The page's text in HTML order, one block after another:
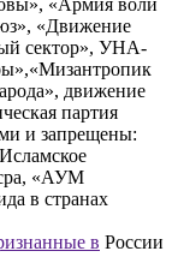
«Армия воли
«Движение
сектор», УНА-
движение
партия
и запрещены:
«АУМ
в странах
в России